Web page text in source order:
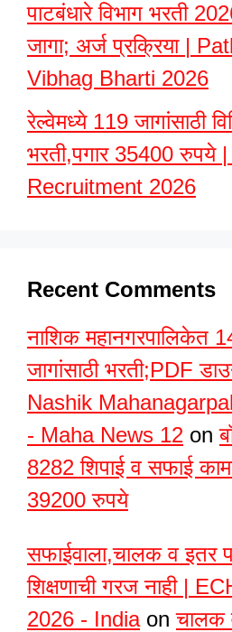
पाटबंधारे विभाग भरती
जागा; अर्ज प्रक्रिया |
Vibhag Bharti 2026
रेल्वेमध्ये 119 जागांसाठी
भरती,पगार 35400 रुपये
Recruitment 2026
Recent Comments
नाशिक महानगरपालिकेत
जागांसाठी भरती;PDF
Nashik
- Maha News 12 on
8282 शिपाई व सफाई
39200 रुपये
सफाईवाला,चालक व इतर
शिक्षणाची गरज नाही |
2026 - Indiaonचालक